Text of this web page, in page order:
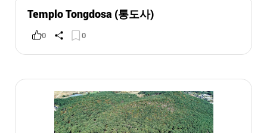
Templo Tongdosa (통도사)
0 0